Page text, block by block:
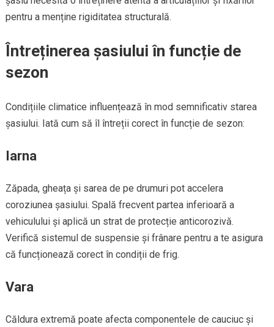
pentru a menține rigiditatea structurală.
Întreținerea șasiului în funcție de
sezon
Condițiile climatice influențează în mod semnificativ starea
șasiului. Iată cum să îl întreții corect în funcție de sezon:
Iarna
Zăpada, gheața și sarea de pe drumuri pot accelera
coroziunea șasiului. Spală frecvent partea inferioară a
vehiculului și aplică un strat de protecție anticorozivă.
Verifică sistemul de suspensie și frânare pentru a te asigura
că funcționează corect în condiții de frig.
Vara
Căldura extremă poate afecta componentele de cauciuc și